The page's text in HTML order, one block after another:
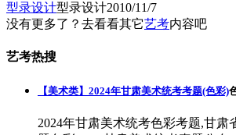
型录设计型录设计2010/11/7
没有更多了？去看看其它艺考内容吧
艺考热搜
【美术类】2024年甘肃美术统考考题(色彩)
2024年甘肃美术统考色彩考题,甘肃